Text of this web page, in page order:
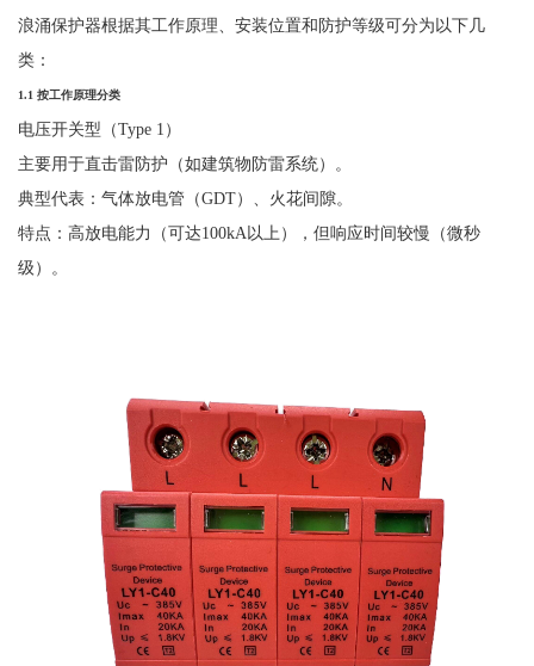
浪涌保护器根据其工作原理、安装位置和防护等级可分为以下几
类：
1.1 按工作原理分类
电压开关型（Type 1 ）
主要用于直击雷防护（如建筑物防雷系统）。
典型代表：气体放电管（GDT）、火花间隙。
特点：高放电能力（可达100kA以上），但响应时间较慢（微秒
级）。